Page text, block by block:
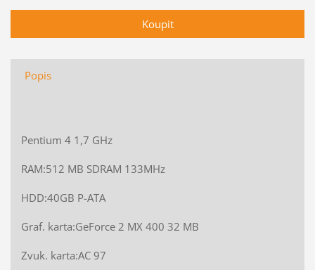
Popis
Pentium 4 1,7 GHz
RAM:512 MB SDRAM 133MHz
HDD:40GB P-ATA
Graf. karta:GeForce 2 MX 400 32 MB
Zvuk. karta:AC 97